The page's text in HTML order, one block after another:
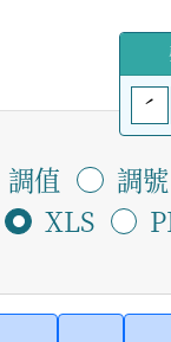
ˊ
調值
調號
XLS